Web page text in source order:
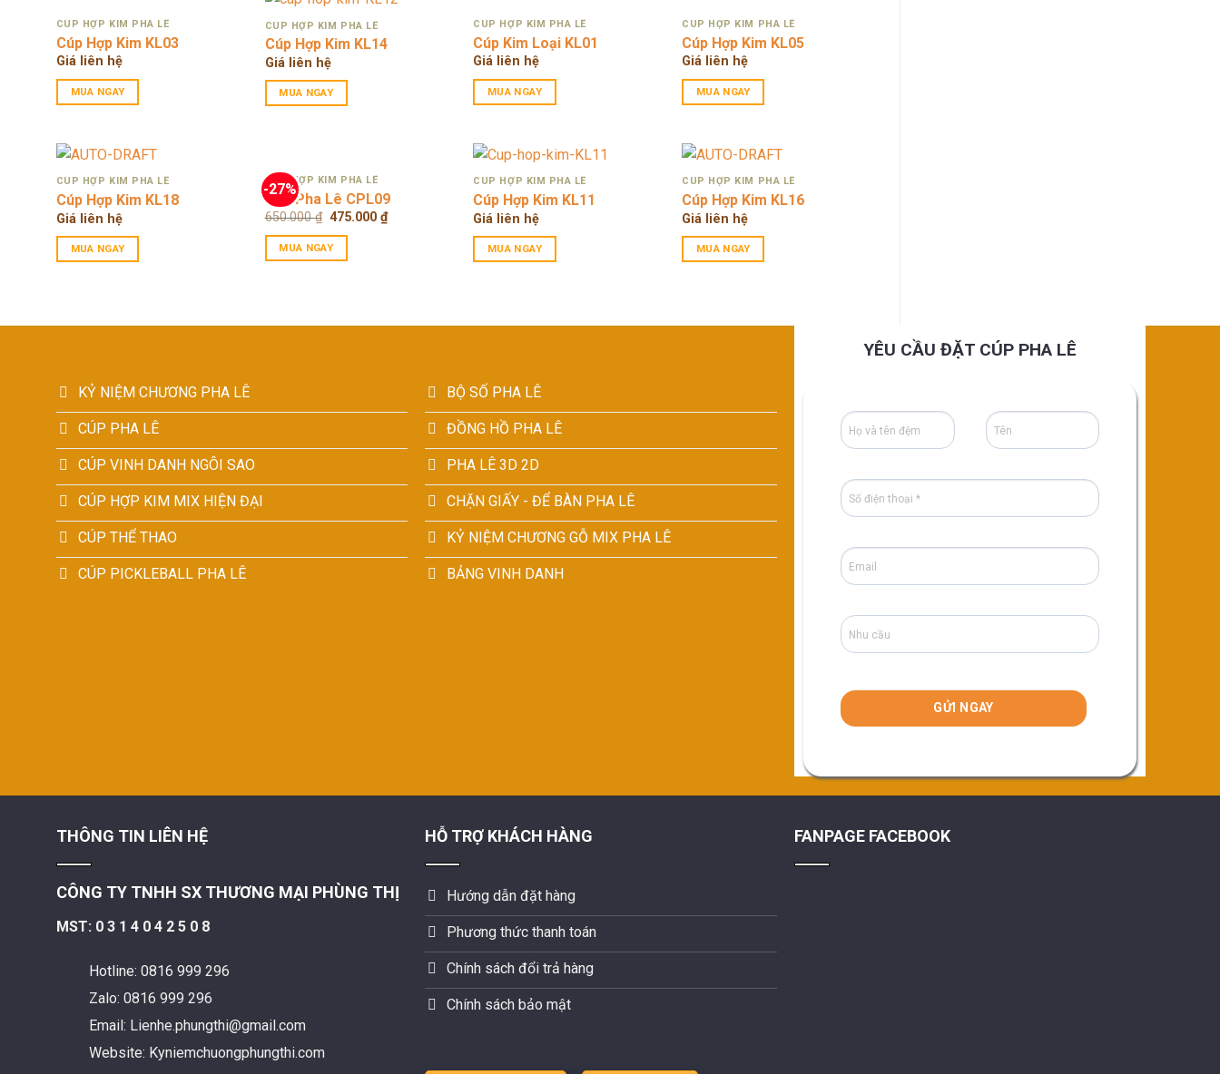
CÚP HỢP KIM PHA LÊ
Cúp Hợp Kim KL03
Giá liên hệ
MUA NGAY
CÚP HỢP KIM PHA LÊ
Cúp Hợp Kim KL14
Giá liên hệ
MUA NGAY
CÚP HỢP KIM PHA LÊ
Cúp Kim Loại KL01
Giá liên hệ
MUA NGAY
CÚP HỢP KIM PHA LÊ
Cúp Hợp Kim KL05
Giá liên hệ
MUA NGAY
CÚP HỢP KIM PHA LÊ
Cúp Hợp Kim KL18
Giá liên hệ
MUA NGAY
-27%
CÚP HỢP KIM PHA LÊ
Cúp Pha Lê CPL09
650.000₫ Original
was:
650.000 ₫.
475.000 ₫Current
price
MUA NGAY
CÚP HỢP KIM PHA LÊ
Cúp Hợp Kim KL11
Giá liên hệ
MUA NGAY
CÚP HỢP KIM PHA LÊ
Cúp Hợp Kim KL16
Giá liên hệ
MUA NGAY
KỶ NIỆM CHƯƠNG PHA LÊ
CÚP PHA LÊ
CÚP VINH DANH NGÔI SAO
CÚP HỢP KIM MIX HIỆN ĐẠI
CÚP THỂ THAO
CÚP PICKLEBALL PHA LÊ
BỘ SỐ PHA LÊ
ĐỒNG HỒ PHA LÊ
PHA LÊ 3D 2D
CHẶN GIẤY - ĐỂ BÀN PHA LÊ
KỶ NIỆM CHƯƠNG GỖ MIX PHA LÊ
BẢNG VINH DANH
YÊU CẦU ĐẶT CÚP PHA LÊ
THÔNG TIN LIÊN HỆ
CÔNG TY TNHH SX THƯƠNG MẠI PHÙNG THỊ
MST: 0 3 1 4 0 4 2 5 0 8
Hotline: 0816 999 296
Zalo: 0816 999 296
Email: Lienhe.phungthi@gmail.com
Website: Kyniemchuongphungthi.com
HỖ TRỢ KHÁCH HÀNG
Hướng dẫn đặt hàng
Phương thức thanh toán
Chính sách đổi trả hàng
Chính sách bảo mật
FANPAGE FACEBOOK